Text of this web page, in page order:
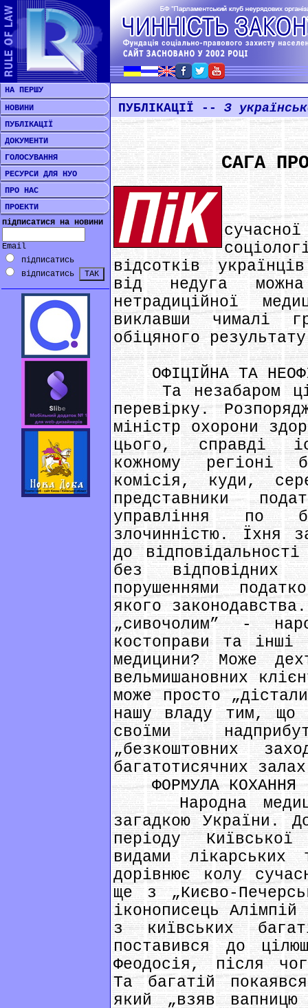
НА ПЕРШУ
НОВИНИ
ПУБЛІКАЦІЇ
ДОКУМЕНТИ
ГОЛОСУВАННЯ
РЕСУРСИ ДЛЯ НУО
ПРО НАС
ПРОЕКТИ
підписатися на новини
Email
підписатись
відписатись
ПУБЛІКАЦІЇ -- З
САГА
відсотків
від недуга
нетрадиційної
виклавши чималі
обіцяного
ОФІЦІЙНА ТА
Та незабаром
перевірку.
міністр охорони
цього, справді
кожному регіоні
комісія, куди,
представники
управління по
злочинністю. Їхня
до
без відповідних
порушеннями
якого
„сивочолим” -
костоправи та інші
медицини? Може
вельмишановних
може просто
нашу владу тим, що
своїми
„безкоштовних
багатотисячних
ФОРМУЛА КОХАННЯ
Народна
загадкою України.
періоду
видами
дорівнює колу
ще з „Києво-
іконописець
з київських
поставився до
Феодосія, після
Та багатій
який „взяв